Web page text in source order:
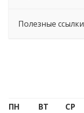
Полезные ссылки
ПН ВТ СР